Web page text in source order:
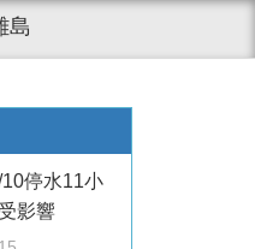
島
停水11小
影響